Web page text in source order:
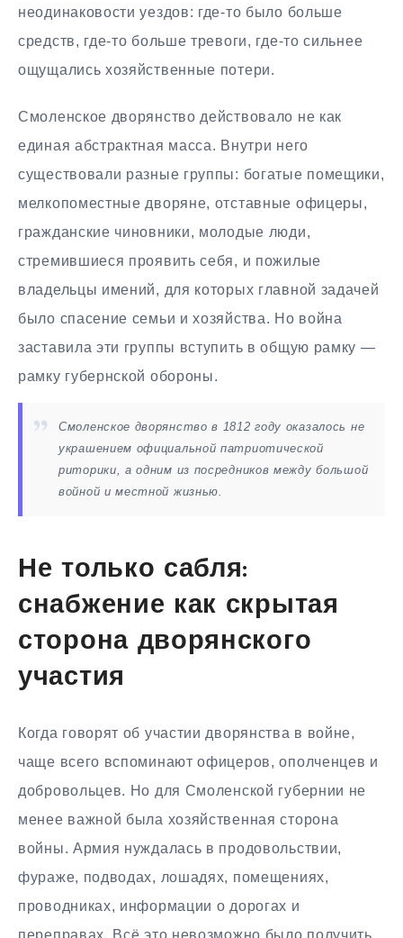
неодинаковости уездов: где-то было больше
средств, где-то больше тревоги, где-то сильнее
ощущались хозяйственные потери.
Смоленское дворянство действовало не как
единая абстрактная масса. Внутри него
существовали разные группы: богатые помещики,
мелкопоместные дворяне, отставные офицеры,
гражданские чиновники, молодые люди,
стремившиеся проявить себя, и пожилые
владельцы имений, для которых главной задачей
было спасение семьи и хозяйства. Но война
заставила эти группы вступить в общую рамку —
рамку губернской обороны.
Смоленское дворянство в 1812 году оказалось не
украшением официальной патриотической
риторики, а одним из посредников между большой
войной и местной жизнью.
Не только сабля:
снабжение как скрытая
сторона дворянского
участия
Когда говорят об участии дворянства в войне,
чаще всего вспоминают офицеров, ополченцев и
добровольцев. Но для Смоленской губернии не
менее важной была хозяйственная сторона
войны. Армия нуждалась в продовольствии,
фураже, подводах, лошадях, помещениях,
проводниках, информации о дорогах и